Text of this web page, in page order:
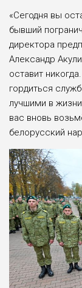
«Сегодня вы
бывший
директора
Александр
оставит
гордиться
лучшими в
вас вновь
белорусский